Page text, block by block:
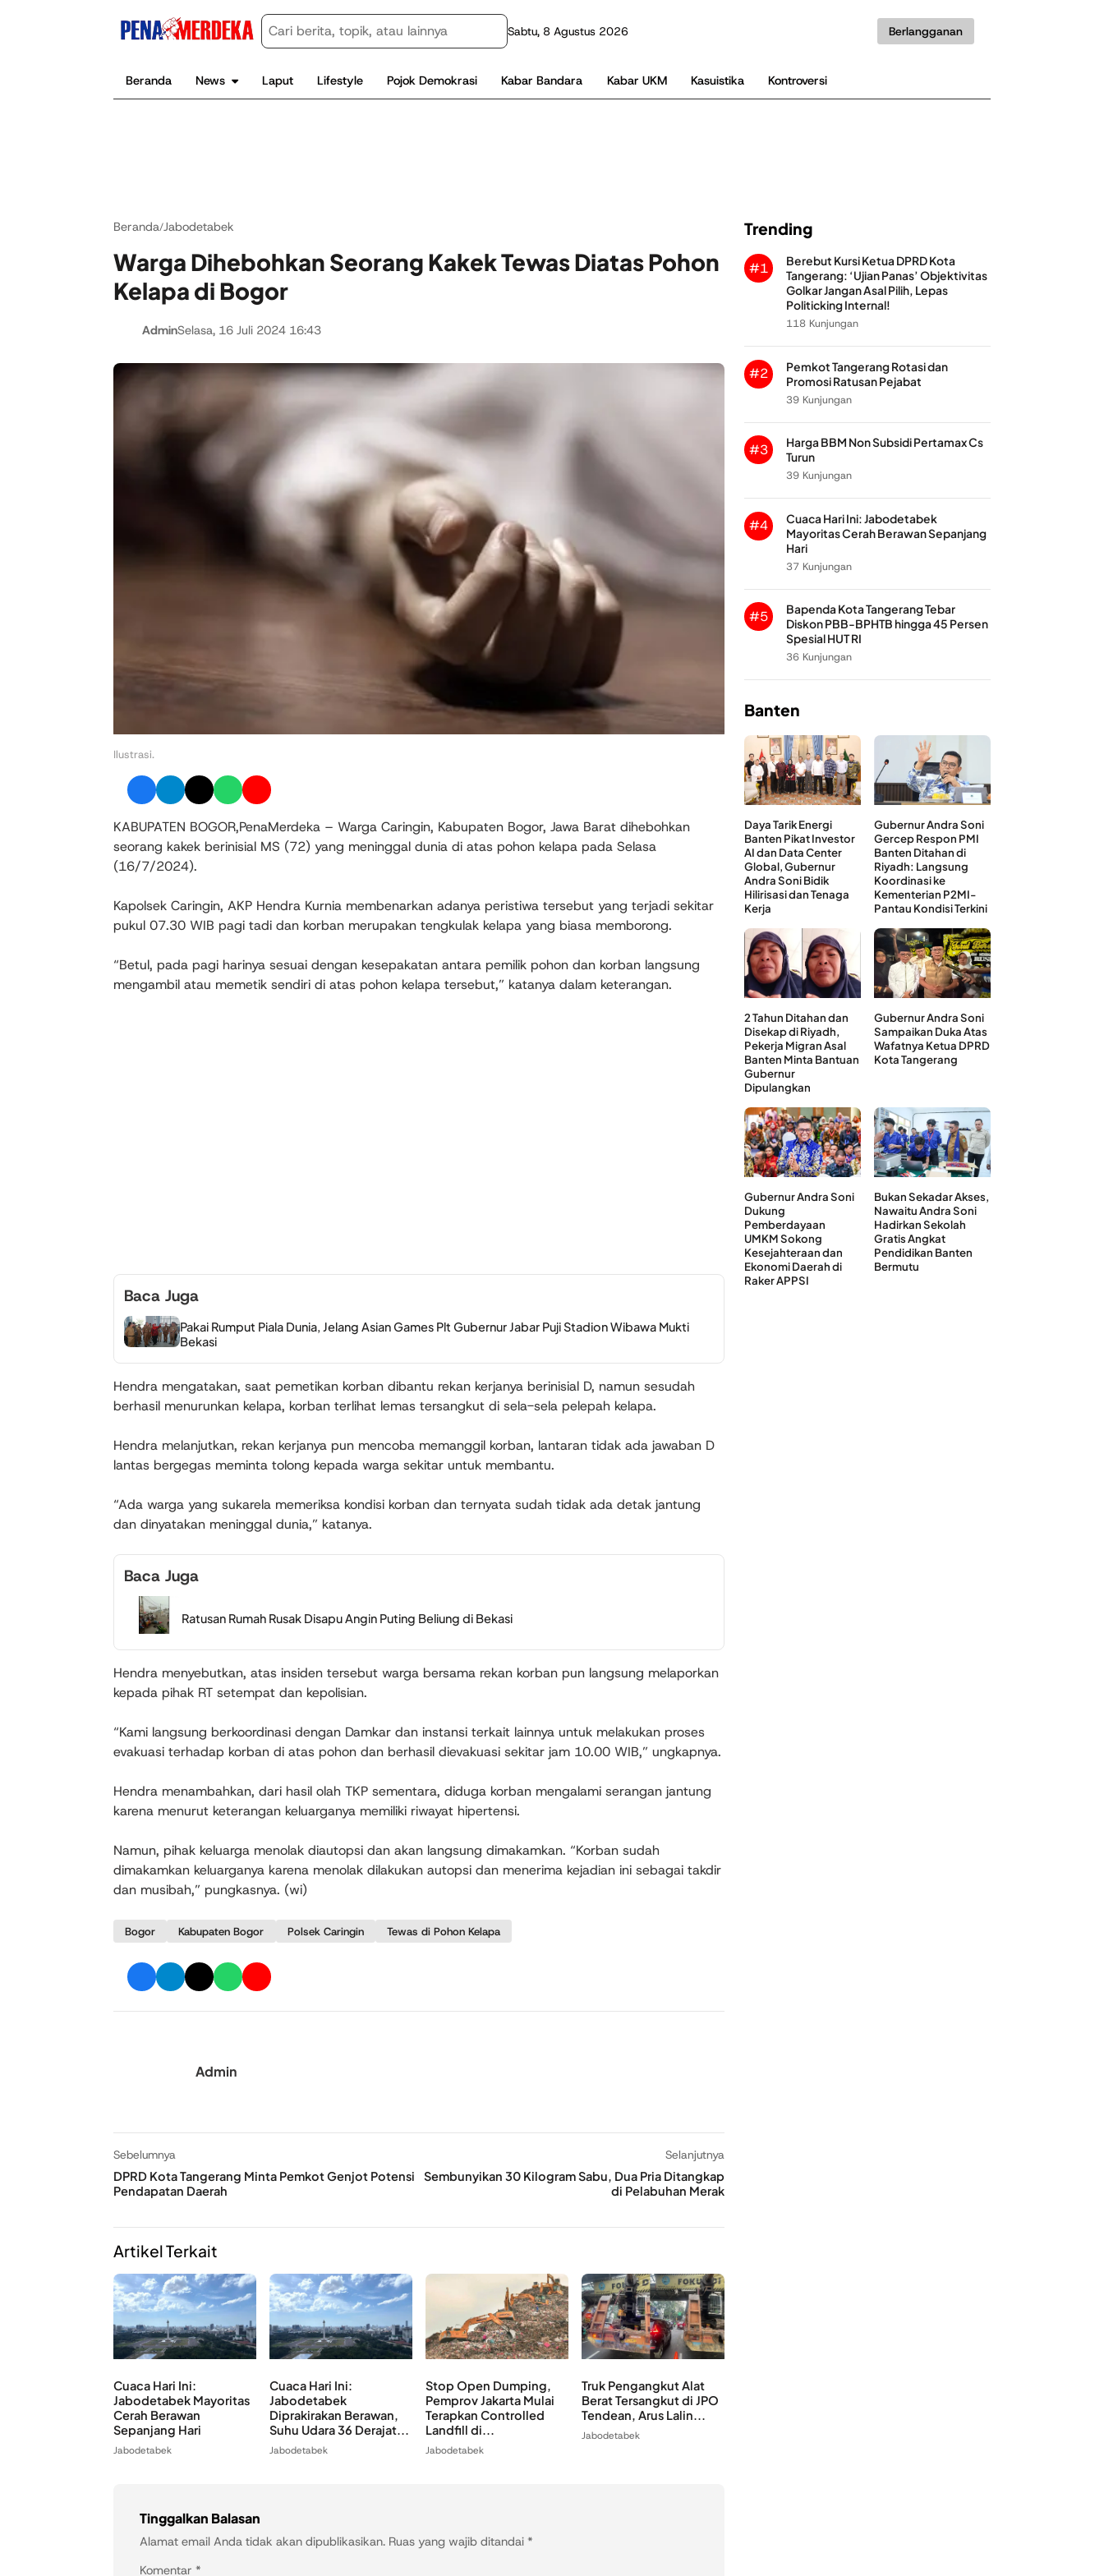
Sabtu, 8 Agustus 2026 Berlangganan
Beranda News Laput Lifestyle Pojok Demokrasi Kabar Bandara Kabar UKM Kasuistika Kontroversi
Beranda/Jabodetabek
Warga Dihebohkan Seorang Kakek Tewas Diatas Pohon
Kelapa di Bogor
AdminSelasa, 16 Juli 2024 16:43
Ilustrasi.
KABUPATEN BOGOR,PenaMerdeka – Warga Caringin, Kabupaten Bogor, Jawa Barat dihebohkan
seorang kakek berinisial MS (72) yang meninggal dunia di atas pohon kelapa pada Selasa
(16/7/2024).
Kapolsek Caringin, AKP Hendra Kurnia membenarkan adanya peristiwa tersebut yang terjadi sekitar
pukul 07.30 WIB pagi tadi dan korban merupakan tengkulak kelapa yang biasa memborong.
“Betul, pada pagi harinya sesuai dengan kesepakatan antara pemilik pohon dan korban langsung
mengambil atau memetik sendiri di atas pohon kelapa tersebut,” katanya dalam keterangan.
Baca Juga
Pakai Rumput Piala Dunia, Jelang Asian Games Plt Gubernur Jabar Puji Stadion Wibawa Mukti
Bekasi
Hendra mengatakan, saat pemetikan korban dibantu rekan kerjanya berinisial D, namun sesudah
berhasil menurunkan kelapa, korban terlihat lemas tersangkut di sela-sela pelepah kelapa.
Hendra melanjutkan, rekan kerjanya pun mencoba memanggil korban, lantaran tidak ada jawaban D
lantas bergegas meminta tolong kepada warga sekitar untuk membantu.
“Ada warga yang sukarela memeriksa kondisi korban dan ternyata sudah tidak ada detak jantung
dan dinyatakan meninggal dunia,” katanya.
Baca Juga
Ratusan Rumah Rusak Disapu Angin Puting Beliung di Bekasi
Hendra menyebutkan, atas insiden tersebut warga bersama rekan korban pun langsung melaporkan
kepada pihak RT setempat dan kepolisian.
“Kami langsung berkoordinasi dengan Damkar dan instansi terkait lainnya untuk melakukan proses
evakuasi terhadap korban di atas pohon dan berhasil dievakuasi sekitar jam 10.00 WIB,” ungkapnya.
Hendra menambahkan, dari hasil olah TKP sementara, diduga korban mengalami serangan jantung
karena menurut keterangan keluarganya memiliki riwayat hipertensi.
Namun, pihak keluarga menolak diautopsi dan akan langsung dimakamkan. “Korban sudah
dimakamkan keluarganya karena menolak dilakukan autopsi dan menerima kejadian ini sebagai takdir
dan musibah,” pungkasnya. (wi)
Bogor Kabupaten Bogor Polsek Caringin Tewas di Pohon Kelapa
Admin
Sebelumnya
DPRD Kota Tangerang Minta Pemkot Genjot Potensi
Pendapatan Daerah
Selanjutnya
Sembunyikan 30 Kilogram Sabu, Dua Pria Ditangkap
di Pelabuhan Merak
Artikel Terkait
Cuaca Hari Ini:
Jabodetabek Mayoritas
Cerah Berawan
Sepanjang Hari
Jabodetabek
Cuaca Hari Ini:
Jabodetabek
Diprakirakan Berawan,
Suhu Udara 36 Derajat...
Jabodetabek
Stop Open Dumping,
Pemprov Jakarta Mulai
Terapkan Controlled
Landfill di...
Jabodetabek
Truk Pengangkut Alat
Berat Tersangkut di JPO
Tendean, Arus Lalin...
Jabodetabek
Tinggalkan Balasan
Alamat email Anda tidak akan dipublikasikan. Ruas yang wajib ditandai *
Komentar *
Trending
#1
Berebut Kursi Ketua DPRD Kota
Tangerang: ‘Ujian Panas’ Objektivitas
Golkar Jangan Asal Pilih, Lepas
Politicking Internal!
118 Kunjungan
#2
Pemkot Tangerang Rotasi dan
Promosi Ratusan Pejabat
39 Kunjungan
#3
Harga BBM Non Subsidi Pertamax Cs
Turun
39 Kunjungan
#4
Cuaca Hari Ini: Jabodetabek
Mayoritas Cerah Berawan Sepanjang
Hari
37 Kunjungan
#5
Bapenda Kota Tangerang Tebar
Diskon PBB-BPHTB hingga 45 Persen
Spesial HUT RI
36 Kunjungan
Banten
Daya Tarik Energi
Banten Pikat Investor
AI dan Data Center
Global, Gubernur
Andra Soni Bidik
Hilirisasi dan Tenaga
Kerja
Gubernur Andra Soni
Gercep Respon PMI
Banten Ditahan di
Riyadh: Langsung
Koordinasi ke
Kementerian P2MI-
Pantau Kondisi Terkini
2 Tahun Ditahan dan
Disekap di Riyadh,
Pekerja Migran Asal
Banten Minta Bantuan
Gubernur
Dipulangkan
Gubernur Andra Soni
Sampaikan Duka Atas
Wafatnya Ketua DPRD
Kota Tangerang
Gubernur Andra Soni
Dukung
Pemberdayaan
UMKM Sokong
Kesejahteraan dan
Ekonomi Daerah di
Raker APPSI
Bukan Sekadar Akses,
Nawaitu Andra Soni
Hadirkan Sekolah
Gratis Angkat
Pendidikan Banten
Bermutu